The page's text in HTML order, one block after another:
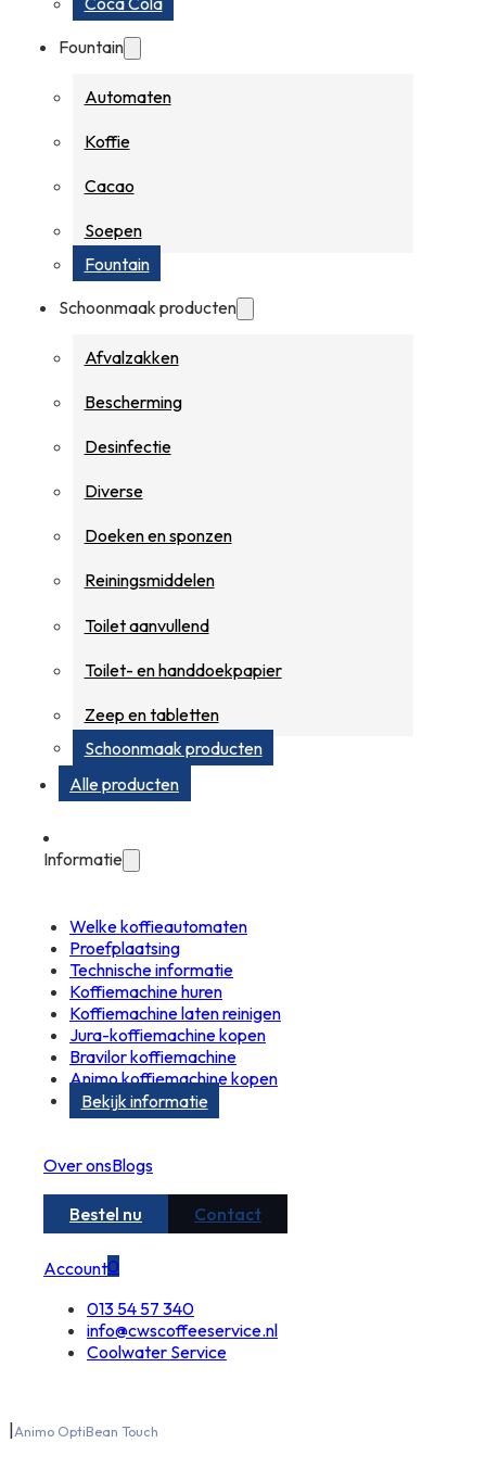
Fountain
Automaten
Koffie
Cacao
Soepen
Fountain
Schoonmaak producten
Afvalzakken
Bescherming
Desinfectie
Diverse
Doeken en sponzen
Reiningsmiddelen
Toilet aanvullend
Toilet- en handdoekpapier
Zeep en tabletten
Schoonmaak producten
Alle producten
Informatie
Welke koffieautomaten
Proefplaatsing
Technische informatie
Koffiemachine huren
Koffiemachine laten reinigen
Jura-koffiemachine kopen
Bravilor koffiemachine
Animo koffiemachine kopen
Bekijk informatie
Over onsBlogs
Bestel nu Contact
Account0
013 54 57 340
info@cwscoffeeservice.nl
Coolwater Service
|Animo OptiBean Touch